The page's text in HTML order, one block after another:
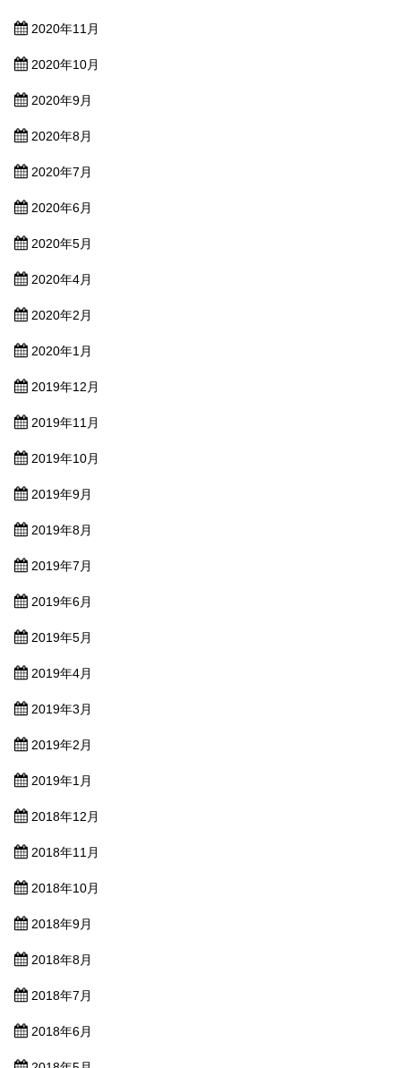
2020年11月
2020年10月
2020年9月
2020年8月
2020年7月
2020年6月
2020年5月
2020年4月
2020年2月
2020年1月
2019年12月
2019年11月
2019年10月
2019年9月
2019年8月
2019年7月
2019年6月
2019年5月
2019年4月
2019年3月
2019年2月
2019年1月
2018年12月
2018年11月
2018年10月
2018年9月
2018年8月
2018年7月
2018年6月